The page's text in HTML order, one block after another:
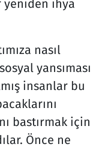
yeniden ihya
nasıl
yansıması
insanlar bu
bastırmak için
Önce ne